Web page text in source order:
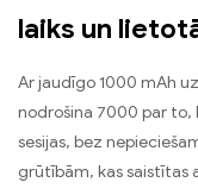
laiks un
Ar jaudīgo 1000 mAh
nodrošina 7000 par to,
sesijas, bez
grūtībām, kas saistītas